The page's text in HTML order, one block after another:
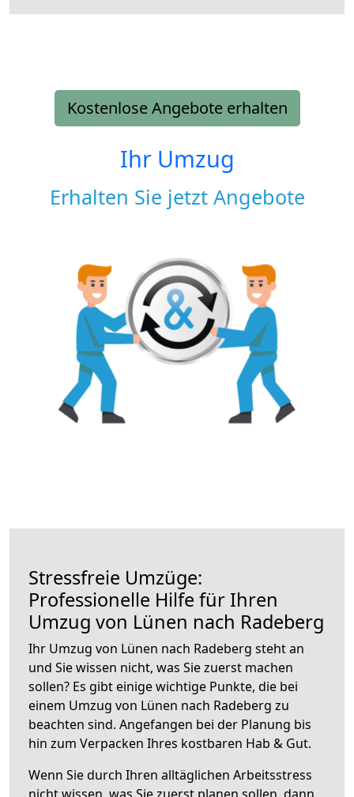
Kostenlose Angebote erhalten
Ihr Umzug
Erhalten Sie jetzt Angebote
Stressfreie Umzüge:
Professionelle Hilfe für Ihren
Umzug von Lünen nach Radeberg
Ihr Umzug von Lünen nach Radeberg steht an
und Sie wissen nicht, was Sie zuerst machen
sollen? Es gibt einige wichtige Punkte, die bei
einem Umzug von Lünen nach Radeberg zu
beachten sind. Angefangen bei der Planung bis
hin zum Verpacken Ihres kostbaren Hab & Gut.
Wenn Sie durch Ihren alltäglichen Arbeitsstress